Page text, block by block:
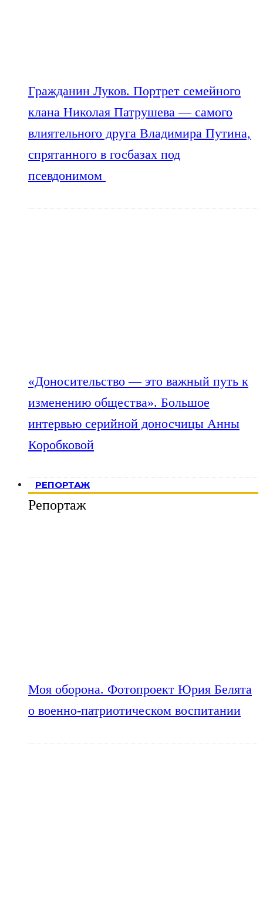
Гражданин Луков. Портрет семейного
клана Николая Патрушева — самого
влиятельного друга Владимира Путина,
спрятанного в госбазах под
псевдонимом
«Доносительство — это важный путь к
изменению общества». Большое
интервью серийной доносчицы Анны
Коробковой
РЕПОРТАЖ
Репортаж
Моя оборона. Фотопроект Юрия Белята
о военно-патриотическом воспитании